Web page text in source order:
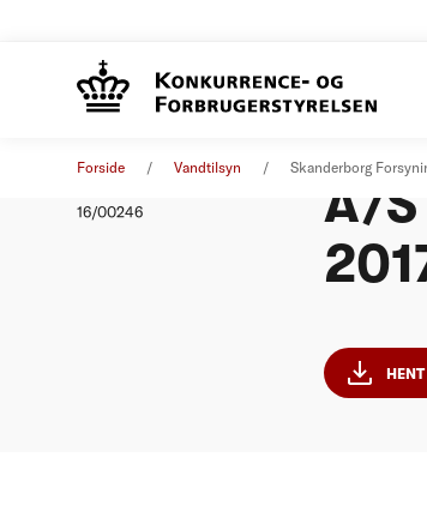
Forside Vandtilsyn Skanderborg
16/00246
A/